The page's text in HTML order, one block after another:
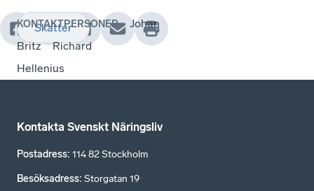
Skatter
KONTAKTPERSONER
Johan
Britz
Richard
Hellenius
Kontakta Svenskt Näringsliv
Postadress: 114 82 Stockholm
Besöksadress: Storgatan 19